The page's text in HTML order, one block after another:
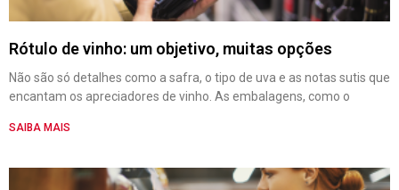
Rótulo de vinho: um objetivo, muitas opções
Não são só detalhes como a safra, o tipo de uva e as notas sutis que
encantam os apreciadores de vinho. As embalagens, como o
SAIBA MAIS